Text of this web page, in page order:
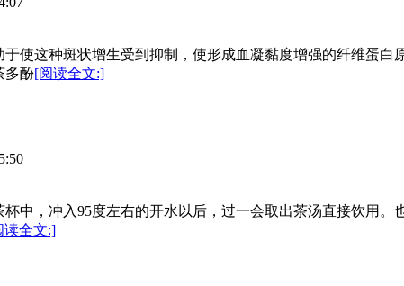
使这种斑状增生受到抑制，使形成血凝黏度增强的纤维蛋
多酚[阅读全文:]
杯中，冲入95度左右的开水以后，过一会取出茶汤直接饮用
读全文:]